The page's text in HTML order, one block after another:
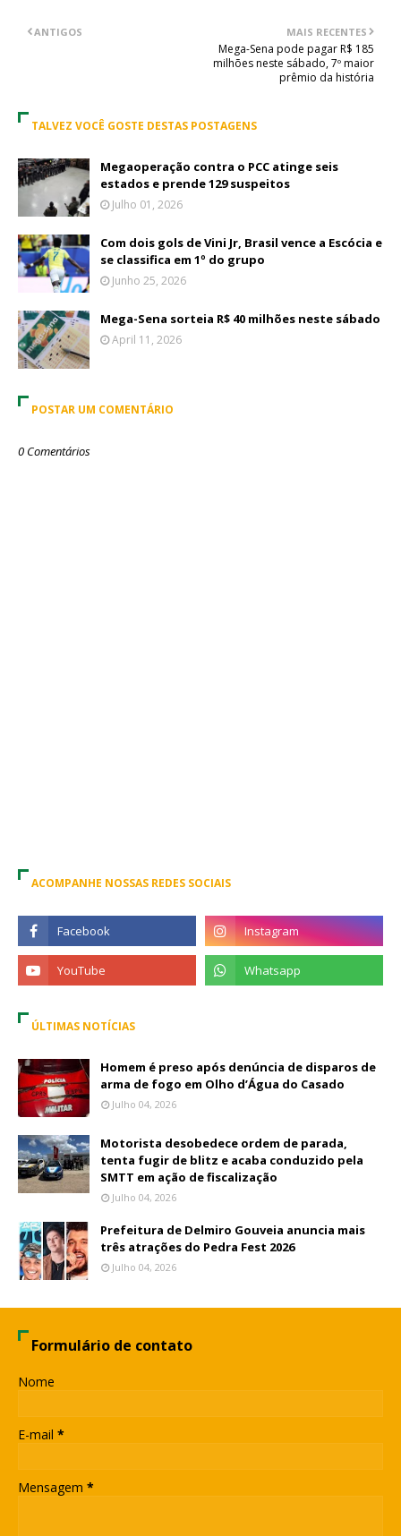
MAIS RECENTES
Mega-Sena pode pagar R$ 185
milhões neste sábado, 7º maior
prêmio da história
ANTIGOS
TALVEZ VOCÊ GOSTE DESTAS POSTAGENS
Megaoperação contra o PCC atinge seis
estados e prende 129 suspeitos
Julho 01, 2026
Com dois gols de Vini Jr, Brasil vence a Escócia e
se classifica em 1º do grupo
Junho 25, 2026
Mega-Sena sorteia R$ 40 milhões neste sábado
April 11, 2026
POSTAR UM COMENTÁRIO
0 Comentários
ACOMPANHE NOSSAS REDES SOCIAIS
ÚLTIMAS NOTÍCIAS
Homem é preso após denúncia de disparos de
arma de fogo em Olho d’Água do Casado
Julho 04, 2026
Motorista desobedece ordem de parada,
tenta fugir de blitz e acaba conduzido pela
SMTT em ação de fiscalização
Julho 04, 2026
Prefeitura de Delmiro Gouveia anuncia mais
três atrações do Pedra Fest 2026
Julho 04, 2026
Formulário de contato
Nome
E-mail *
Mensagem *